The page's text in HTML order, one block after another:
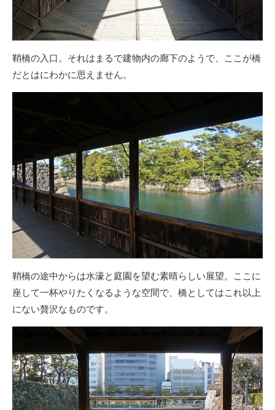
鞘橋の入口。それはまるで建物内の廊下のようで、ここが橋
だとはにわかに思えません。
鞘橋の途中からは水濠と庭園を望む素晴らしい展望。ここに
座して一杯やりたくなるような空間で、橋としてはこれ以上
にない贅沢なものです。